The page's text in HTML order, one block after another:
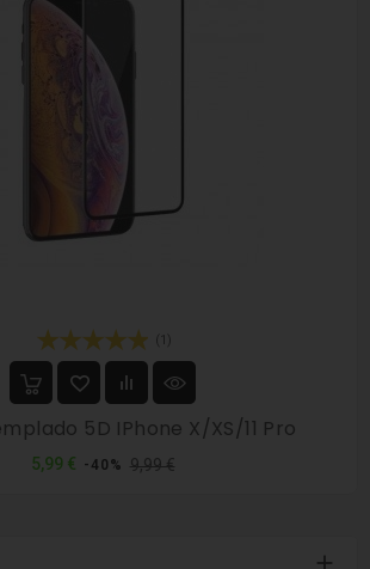
(1)
5D IPhone X/XS/11 Pro
5,99 € Precio
-40% 9,99 €Precio
